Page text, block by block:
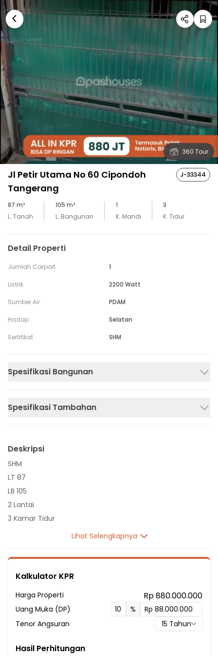
360 Tour
Jl Petir Utama No 60 Cipondoh
Tangerang
J-33344
87 m²
L. Tanah
105 m²
L. Bangunan
1
K. Mandi
3
K. Tidur
Detail Properti
Jumlah Carport 1
Listrik 2200 Watt
Sumber Air PDAM
Hadap Selatan
Sertifikat SHM
Spesifikasi Bangunan
Spesifikasi Tambahan
Deskripsi
SHM
LT 87
LB 105
2 Lantai
3 Kamar Tidur
Listrik 2200 VA
16 Menit ke Sekolah Dasar Harapan Jaya
27 Menit ke TK-SD-SMP-SMA-SMK SETIA BHAKTI
22 Menit ke Central Park
34 Menit ke Mall Taman Anggrek
Lihat Selengkapnya
Kalkulator KPR
Harga Properti Rp 880.000.000
Uang Muka (DP)
%
Tenor Angsuran
15 Tahun
Hasil Perhitungan